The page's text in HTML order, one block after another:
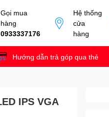
Gọi mua
hàng
0933337176
Hệ thống
cửa
hàng
Hướng dẫn trả góp qua thẻ
IPS VGA